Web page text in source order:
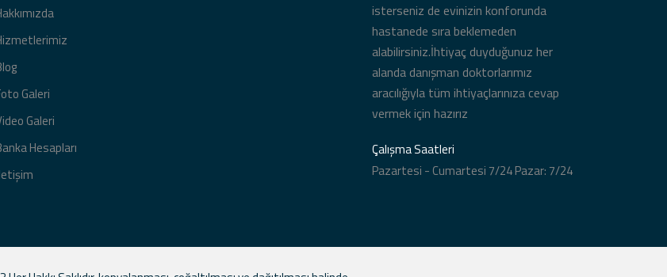
Galeri
Galeri
Hesapları
isterseniz de evinizin konforunda
hastanede sıra beklemeden
alabilirsiniz.İhtiyaç duyduğunuz her
alanda danışman doktorlarımız
aracılığıyla tüm ihtiyaçlarınıza cevap
vermek için hazırız
Çalışma Saatleri
Pazartesi - Cumartesi 7/24 Pazar: 7/24